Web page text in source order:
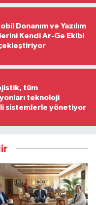
Donanım ve Yazılım
Kendi Ar-Ge Ekibi
tüm
teknoloji
sistemlerle yönetiyor